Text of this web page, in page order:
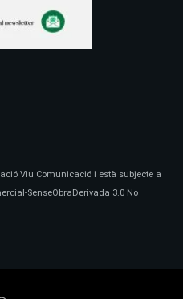
Viu Comunicació i està subjecte a
SenseObraDerivada 3.0 No